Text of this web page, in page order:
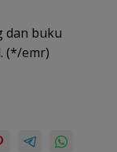
dan buku
(*/emr)